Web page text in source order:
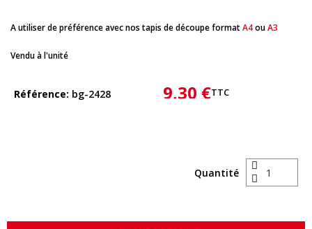
A utiliser de préférence avec nos tapis de découpe formatA4ouA3
Vendu à l'unité
Référence bg-2428 9,30 €TTC
Quantité